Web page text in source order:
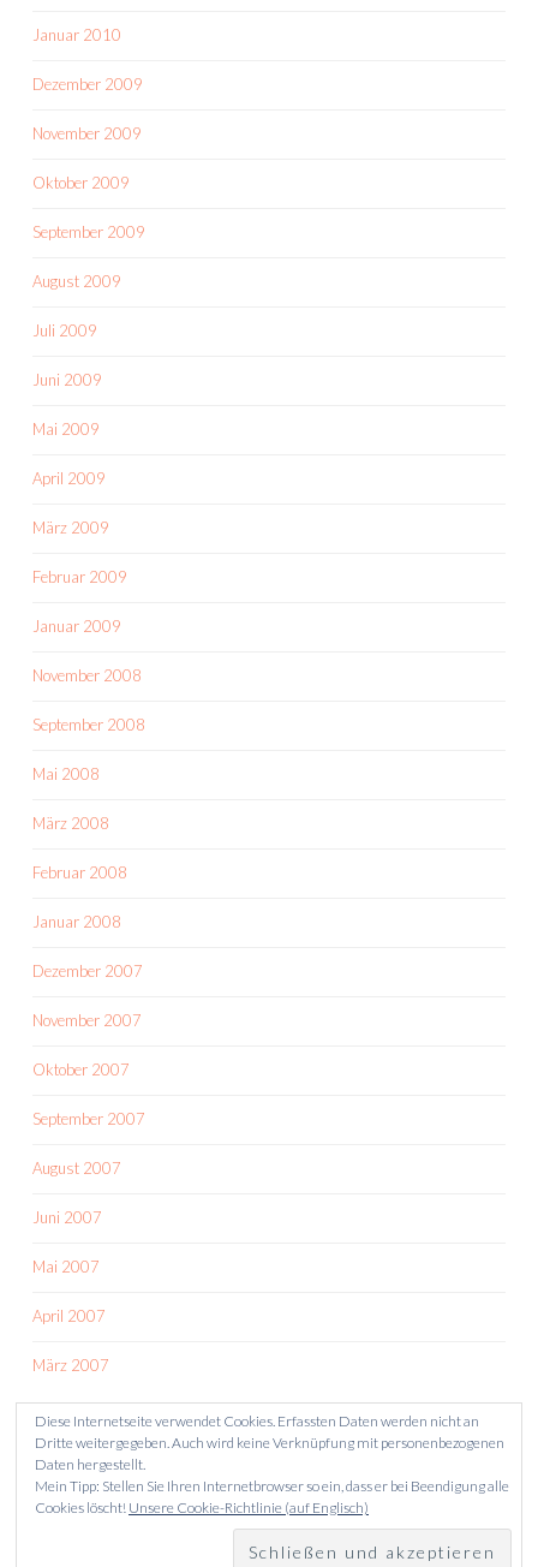
Januar 2010
Dezember 2009
November 2009
Oktober 2009
September 2009
August 2009
Juli 2009
Juni 2009
Mai 2009
April 2009
März 2009
Februar 2009
Januar 2009
November 2008
September 2008
Mai 2008
März 2008
Februar 2008
Januar 2008
Dezember 2007
November 2007
Oktober 2007
September 2007
August 2007
Juni 2007
Mai 2007
April 2007
März 2007
STOLZ PRÄSENTIERT VON WORDPRESS
THEME: SKETCH VON WORDPRESS.COM.
Diese Internetseite verwendet Cookies. Erfassten Daten werden nicht an
Dritte weitergegeben. Auch wird keine Verknüpfung mit personenbezogenen
Daten hergestellt.
Mein Tipp: Stellen Sie Ihren Internetbrowser so ein, dass er bei Beendigung alle
Cookies löscht! Unsere Cookie-Richtlinie (auf Englisch)